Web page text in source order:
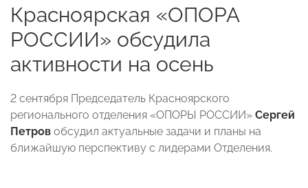
Красноярская «ОПОРА
РОССИИ» обсудила
активности на осень
2 сентября Председатель Красноярского
регионального отделения «ОПОРЫ РОССИИ» Сергей
Петров обсудил актуальные задачи и планы на
ближайшую перспективу с лидерами Отделения.